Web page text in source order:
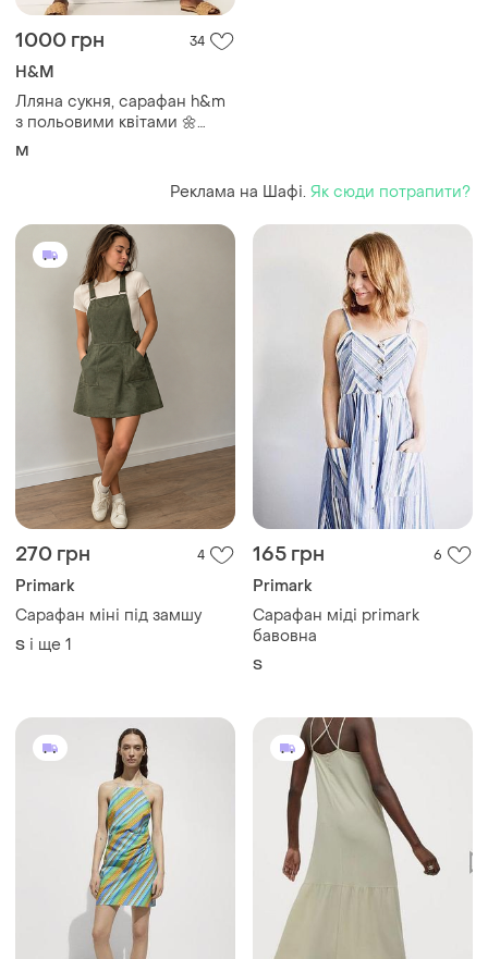
1000 грн 34
H&M
Лляна сукня, сарафан h&m
з польовими квітами 🌼
розмір m
M
Реклама на Шафі. Як сюди потрапити?
270 грн 4
Primark
Сарафан міні під замшу
S і ще 1
165 грн 6
Primark
Сарафан міді primark
бавовна
S